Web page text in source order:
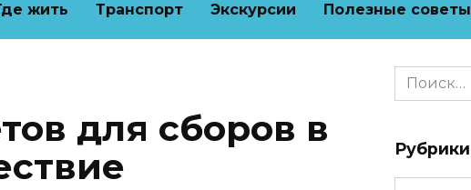
жить Транспорт Экскурсии Полезные советы
для сборов в
Search
for:
Рубрики